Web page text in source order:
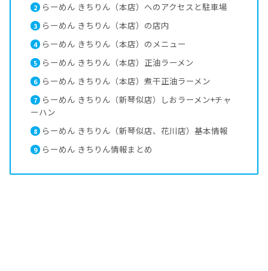
2 らーめん きちりん（本店）へのアクセスと駐車場
3 らーめん きちりん（本店）の店内
4 らーめん きちりん（本店）のメニュー
5 らーめん きちりん（本店）正油ラーメン
6 らーめん きちりん（本店）煮干正油ラーメン
7
らーめん きちりん（新琴似店）しおラーメン+チャ
ーハン
8 らーめん きちりん（新琴似店、花川店）基本情報
9 らーめん きちりん情報まとめ